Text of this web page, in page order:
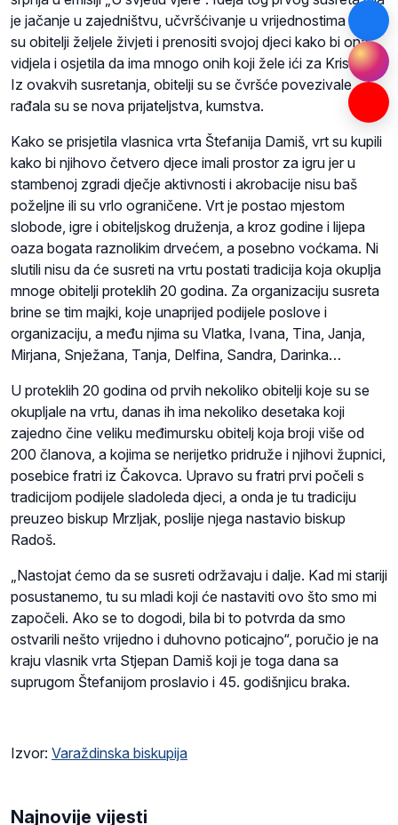
je jačanje u zajedništvu, učvršćivanje u vrijednostima koje
su obitelji željele živjeti i prenositi svojoj djeci kako bi ona
vidjela i osjetila da ima mnogo onih koji žele ići za Kristom.
Iz ovakvih susretanja, obitelji su se čvršće povezivale,
rađala su se nova prijateljstva, kumstva.
Kako se prisjetila vlasnica vrta Štefanija Damiš, vrt su kupili
kako bi njihovo četvero djece imali prostor za igru jer u
stambenoj zgradi dječje aktivnosti i akrobacije nisu baš
poželjne ili su vrlo ograničene. Vrt je postao mjestom
slobode, igre i obiteljskog druženja, a kroz godine i lijepa
oaza bogata raznolikim drvećem, a posebno voćkama. Ni
slutili nisu da će susreti na vrtu postati tradicija koja okuplja
mnoge obitelji proteklih 20 godina. Za organizaciju susreta
brine se tim majki, koje unaprijed podijele poslove i
organizaciju, a među njima su Vlatka, Ivana, Tina, Janja,
Mirjana, Snježana, Tanja, Delfina, Sandra, Darinka…
U proteklih 20 godina od prvih nekoliko obitelji koje su se
okupljale na vrtu, danas ih ima nekoliko desetaka koji
zajedno čine veliku međimursku obitelj koja broji više od
200 članova, a kojima se nerijetko pridruže i njihovi župnici,
posebice fratri iz Čakovca. Upravo su fratri prvi počeli s
tradicijom podijele sladoleda djeci, a onda je tu tradiciju
preuzeo biskup Mrzljak, poslije njega nastavio biskup
Radoš.
„Nastojat ćemo da se susreti održavaju i dalje. Kad mi stariji
posustanemo, tu su mladi koji će nastaviti ovo što smo mi
započeli. Ako se to dogodi, bila bi to potvrda da smo
ostvarili nešto vrijedno i duhovno poticajno“, poručio je na
kraju vlasnik vrta Stjepan Damiš koji je toga dana sa
suprugom Štefanijom proslavio i 45. godišnjicu braka.
Izvor: Varaždinska biskupija
Najnovije vijesti